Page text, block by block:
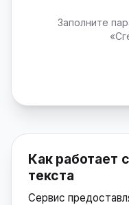
Заполните
Как работает
текста
Сервис